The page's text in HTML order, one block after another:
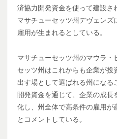
済協力開発資金を使って建設さ
マサチューセッツ州デヴェンズ
雇用が生まれるとしている。
マサチューセッツ州のマウラ・
セッツ州はこれからも企業が投
出す場として選ばれる州になる
開発資金を通じて、企業の成
化し、州全体で高条件の雇用が
とコメントしている。